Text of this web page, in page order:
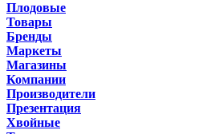
Плодовые
Товары
Бренды
Маркеты
Магазины
Компании
Производители
Презентация
Хвойные